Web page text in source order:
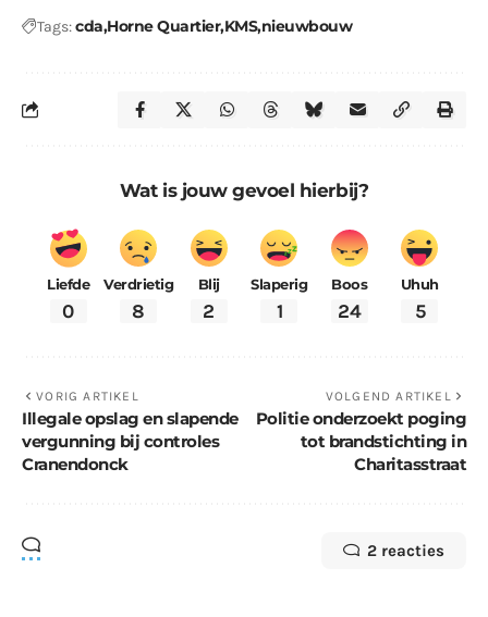
Tags:cda Horne QuartierKMSnieuwbouw
Wat is jouw gevoel hierbij?
Liefde
0
Verdrietig
8
Blij
2
Slaperig
1
Boos
24
Uhuh
5
VORIG ARTIKEL
Illegale opslag en slapende
vergunning bij controles
Cranendonck
VOLGEND ARTIKEL
Politie onderzoekt poging
tot brandstichting in
Charitasstraat
2 reacties